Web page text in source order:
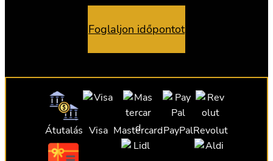
Foglaljon időpontot
Átutalás Visa MastercardPayPalRevolut